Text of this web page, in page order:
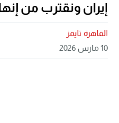
إيران ونقترب من
القاهرة تايمز
10 مارس 2026